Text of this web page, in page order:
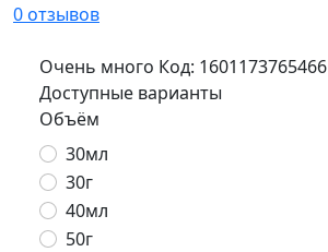
0 отзывов
Очень много Код: 1601173765466
Доступные варианты
Объём
30мл
30г
40мл
50г